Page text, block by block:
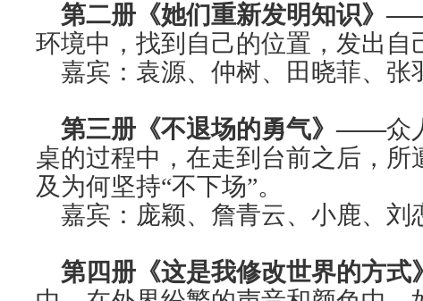
第二册《她们重新发明知识》
环境中，找到自己的位置，发出自
嘉宾：袁源、仲树、田晓菲、
第三册《不退场的勇气》——众
桌的过程中，在走到台前之后，
及为何坚持“不下场”。
嘉宾：庞颖、詹青云、小鹿、
第四册《这是我修改世界的方